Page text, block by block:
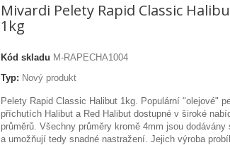
Mivardi Pelety Rapid Classic
1kg
Kód skladu M-RAPECHA1004
Typ: Nový produkt
Pelety Rapid Classic Halibut 1kg. Populární "olejové"
příchutích Halibut a Red Halibut dostupné v široké
průměrů. Všechny průměry kromě 4mm jsou dodávány
a umožňují tedy snadné nastražení. Jejich výroba